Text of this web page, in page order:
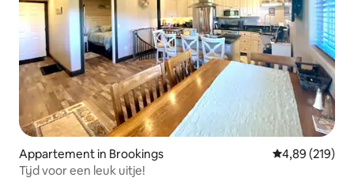
Appartement in Brookings Gemiddelde
4,89 (219)
Tijd voor een leuk uitje!